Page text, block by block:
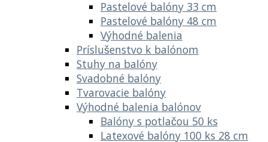
Pastelové balóny 33 cm
Pastelové balóny 48 cm
Výhodné balenia
Príslušenstvo k balónom
Stuhy na balóny
Svadobné balóny
Tvarovacie balóny
Výhodné balenia balónov
Balóny s potlačou 50 ks
Latexové balóny 100 ks 28 cm